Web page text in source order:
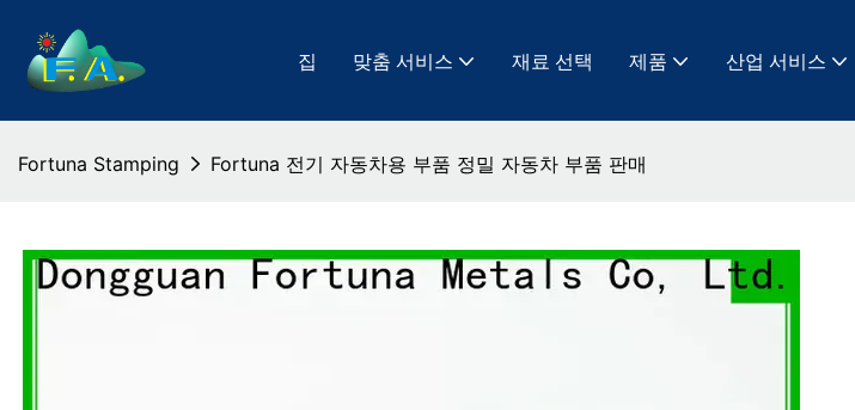
집 맞춤 서비스 재료 선택 제품 산업 서비스
Fortuna Stamping Fortuna 전기 자동차용 부품 정밀 자동차 부품 판매